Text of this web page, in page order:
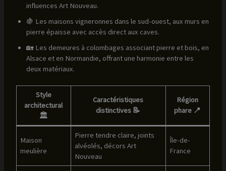
influences Art Nouveau.
🍇 Les maisons vigneronnes dans le sud-ouest, aux murs en
pierre épaisse avec accès direct aux caves.
🏡 Les demeures à colombages associant pierre et bois, en
Alsace et en Normandie, offrant une harmonie entre les
deux matériaux.
Style
architectural
🏛️
Caractéristiques
distinctives 📝
Région
phare 📍
Maison
meulière
Pierre tendre claire, joints
alvéolés, décors Art
Nouveau
Île-de-
France